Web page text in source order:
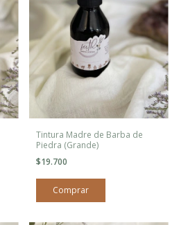
Tintura Madre de Barba de
Piedra (Grande)
$19.700